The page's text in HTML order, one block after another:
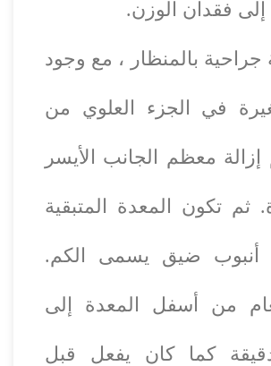
إلى فقدان الوزن.
بالمنظار ، مع وجود
في الجزء العلوي من
إزالة معظم الجانب الأيسر
ثم تكون المعدة المتبقية
أنبوب ضيق يسمى الكم.
من أسفل المعدة إلى
كما كان يفعل قبل